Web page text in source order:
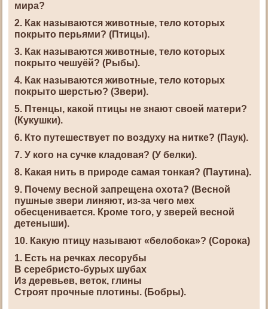
мира?
2. Как называются животные, тело которых
покрыто перьями? (Птицы).
3. Как называются животные, тело которых
покрыто чешуёй? (Рыбы).
4. Как называются животные, тело которых
покрыто шерстью? (Звери).
5. Птенцы, какой птицы не знают своей матери?
(Кукушки).
6. Кто путешествует по воздуху на нитке? (Паук).
7. У кого на сучке кладовая? (У белки).
8. Какая нить в природе самая тонкая? (Паутина).
9. Почему весной запрещена охота? (Весной
пушные звери линяют, из-за чего мех
обесценивается. Кроме того, у зверей весной
детеныши).
10. Какую птицу называют «белобока»? (Сорока)
1. Есть на речках лесорубы
В серебристо-бурых шубах
Из деревьев, веток, глины
Строят прочные плотины. (Бобры).